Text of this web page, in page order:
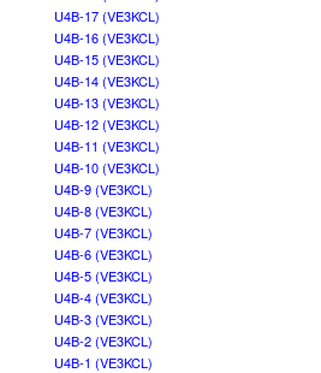
U4B-17 (VE3KCL)
U4B-16 (VE3KCL)
U4B-15 (VE3KCL)
U4B-14 (VE3KCL)
U4B-13 (VE3KCL)
U4B-12 (VE3KCL)
U4B-11 (VE3KCL)
U4B-10 (VE3KCL)
U4B-9 (VE3KCL)
U4B-8 (VE3KCL)
U4B-7 (VE3KCL)
U4B-6 (VE3KCL)
U4B-5 (VE3KCL)
U4B-4 (VE3KCL)
U4B-3 (VE3KCL)
U4B-2 (VE3KCL)
U4B-1 (VE3KCL)